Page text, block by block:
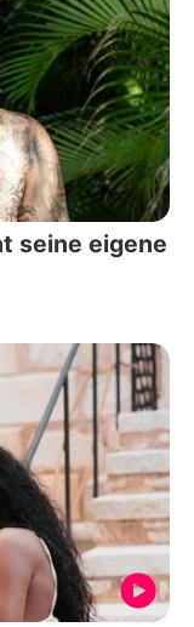
seine eigene